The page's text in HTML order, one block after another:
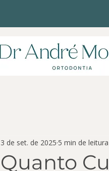
Quanto
3 de set. de 2025 5 min de leitura